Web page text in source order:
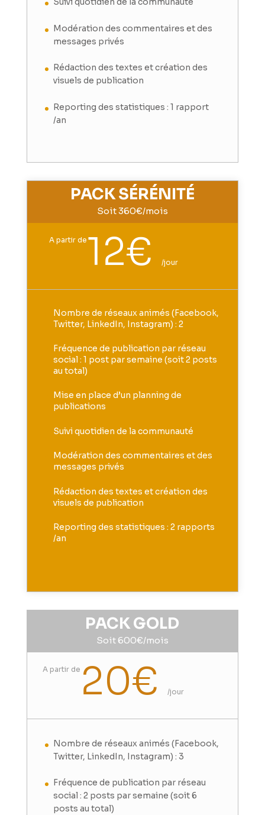
Modération des commentaires et des
messages privés
Rédaction des textes et création des
visuels de publication
Reporting des statistiques : 1 rapport
/an
PACK SÉRÉNITÉ
Soit 360€/mois
A partir de 12€ /jour
Nombre de réseaux animés (Facebook,
Twitter, LinkedIn, Instagram) : 2
Fréquence de publication par réseau
social : 1 post par semaine (soit 2 posts
au total)
Mise en place d’un planning de
publications
Suivi quotidien de la communauté
Modération des commentaires et des
messages privés
Rédaction des textes et création des
visuels de publication
Reporting des statistiques : 2 rapports
/an
PACK GOLD
Soit 600€/mois
A partir de 20€/jour
Nombre de réseaux animés (Facebook,
Twitter, LinkedIn, Instagram) : 3
Fréquence de publication par réseau
social : 2 posts par semaine (soit 6
posts au total)